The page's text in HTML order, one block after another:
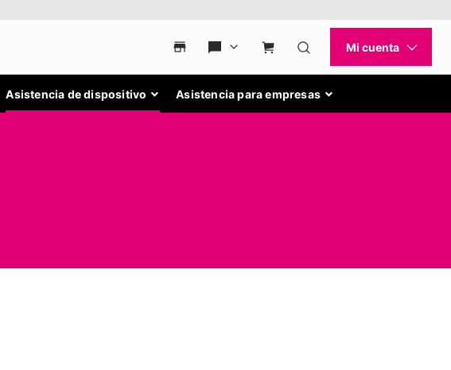
Asistencia de dispositivo Asistencia para empresas